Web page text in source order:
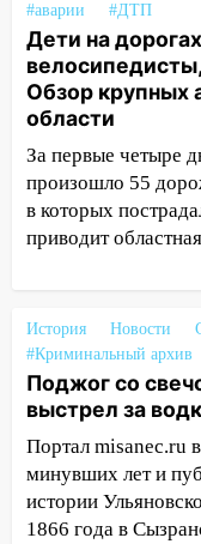
19:34
В
состоялось
мероприятие,
празднованию
следствия
19:30
поддержать
на
«Культурное
17:16 В
областной
новых
16:51
В
ремонтируют
и проводят
#аварии
#ДТП
Дети на
Обзор крупных
области
За первые четыре
произошло 55
в которых
приводит областная
История Новости
#Криминальный архив
Поджог со
выстрел за
Портал misanec.ru
минувших лет и
истории
1866 года в